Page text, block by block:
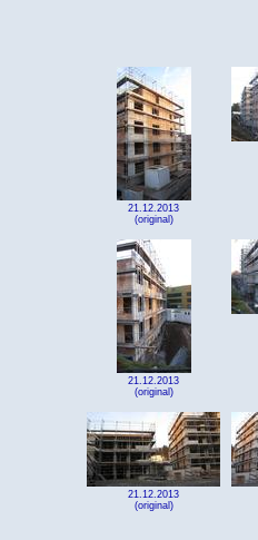
21.12.2013
(original)
21.12.2013
(original)
21.12.2013
(original)